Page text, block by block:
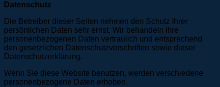
Datenschutz
Die Betreiber dieser Seiten nehmen den Schutz Ihrer
persönlichen Daten sehr ernst. Wir behandeln Ihre
personenbezogenen Daten vertraulich und entsprechend
den gesetzlichen Datenschutzvorschriften sowie dieser
Datenschutzerklärung.
Wenn Sie diese Website benutzen, werden verschiedene
personenbezogene Daten erhoben.